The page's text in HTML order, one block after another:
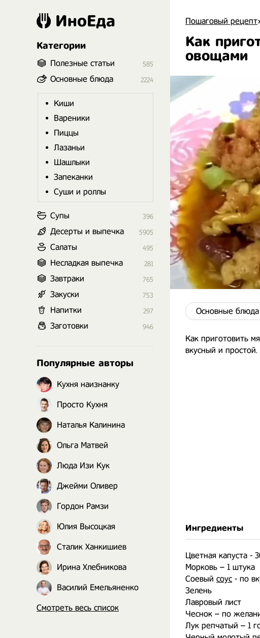
Пошаговый рецепт
Как
овощами
Основные блюда
Как приготовить
вкусный и простой.
Ингредиенты
Цветная капуста -
Морковь – 1 штука
Соевый соус - по
Зелень
Лавровый лист
Чеснок – по
Лук репчатый – 1
ИноЕда
Категории
Полезные статьи 585
Основные блюда 2224
Киши
Вареники
Пиццы
Лазаньи
Шашлыки
Запеканки
Суши и роллы
Супы 396
Десерты и выпечка 5905
Салаты 495
Несладкая выпечка 281
Завтраки 765
Закуски 753
Напитки 297
Заготовки 946
Популярные авторы
Кухня наизнанку
Просто Кухня
Наталья Калинина
Ольга Матвей
Люда Изи Кук
Джейми Оливер
Гордон Рамзи
Юлия Высоцкая
Сталик Ханкишиев
Ирина Хлебникова
Василий Емельяненко
Смотреть весь список